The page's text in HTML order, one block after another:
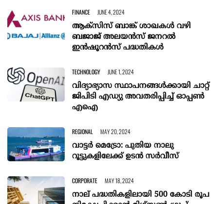
FINANCE JUNE 4, 2024
ആക്സിസ് ബാങ്ക് ശാഖകള്‍ വഴി
ബജാജ് അലയന്‍സ് ജനറല്‍
ഇന്‍ഷൂറന്‍സ് പദ്ധതികള്‍
TECHNOLOGY JUNE 1, 2024
വിദ്യാഭ്യാസ സ്ഥാപനങ്ങൾക്കായി ചാറ്റ്
ജിപിടി എഡ്യു അവതരിപ്പിച്ച് ഓപ്പൺ
എഐ
REGIONAL MAY 20, 2024
വാട്ടർ മെട്രോ: പുതിയ നാലു
റൂട്ടുകളിലേക്ക് ഉടൻ സർവീസ്
CORPORATE MAY 18, 2024
നാല് പദ്ധതികളിലായി 500 കോടി രൂപ